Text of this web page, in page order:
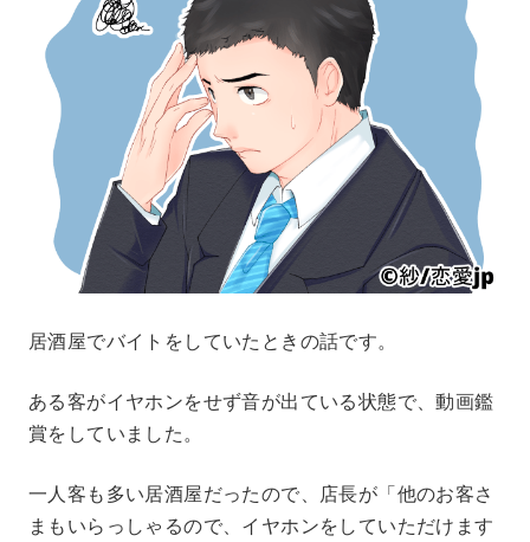
居酒屋でバイトをしていたときの話です。
ある客がイヤホンをせず音が出ている状態で、動画鑑
賞をしていました。
一人客も多い居酒屋だったので、店長が「他のお客さ
まもいらっしゃるので、イヤホンをしていただけます